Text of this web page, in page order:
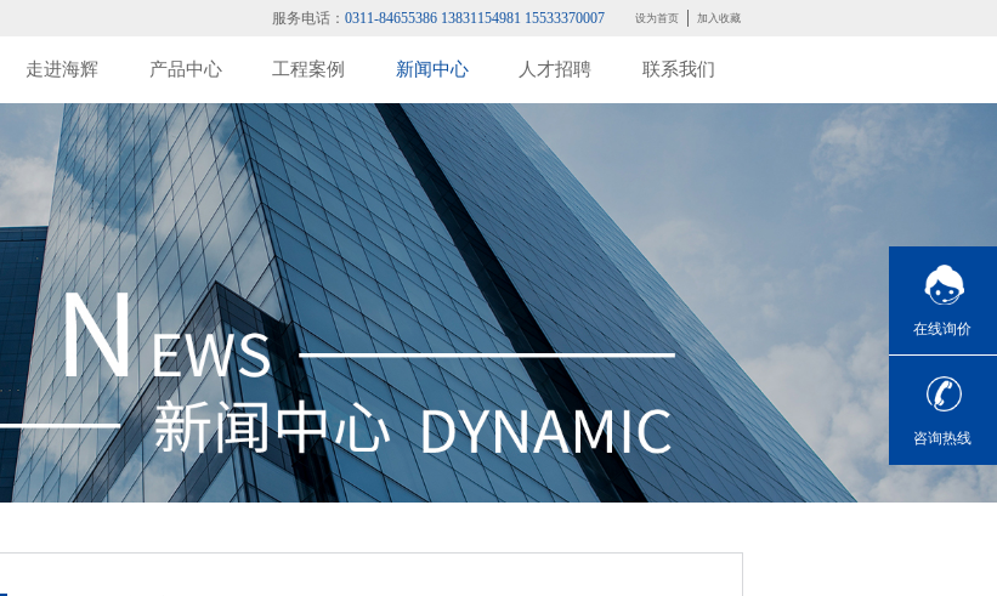
服务电话： 0311-84655386 13831154981 15533370007 设为首页 加入收藏
走进海辉 产品中心 工程案例 新闻中心 人才招聘 联系我们
在线询价
咨询热线